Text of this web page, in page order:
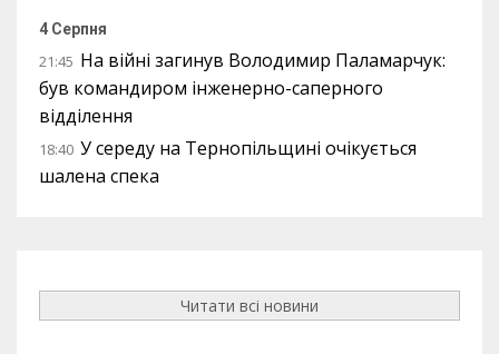
4 Серпня
21:45 На війні загинув Володимир Паламарчук:
був командиром інженерно-саперного
відділення
18:40 У середу на Тернопільщині очікується
шалена спека
Читати всі новини